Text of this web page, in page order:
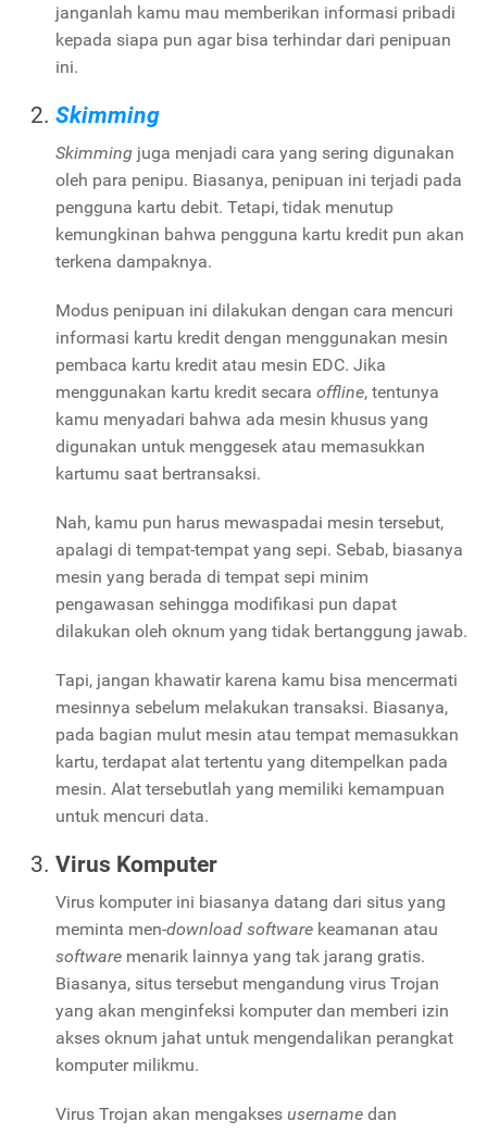
janganlah kamu mau memberikan informasi pribadi
kepada siapa pun agar bisa terhindar dari penipuan
ini.
Skimming
Skimming juga menjadi cara yang sering digunakan
oleh para penipu. Biasanya, penipuan ini terjadi pada
pengguna kartu debit. Tetapi, tidak menutup
kemungkinan bahwa pengguna kartu kredit pun akan
terkena dampaknya.
Modus penipuan ini dilakukan dengan cara mencuri
informasi kartu kredit dengan menggunakan mesin
pembaca kartu kredit atau mesin EDC. Jika
menggunakan kartu kredit secara offline, tentunya
kamu menyadari bahwa ada mesin khusus yang
digunakan untuk menggesek atau memasukkan
kartumu saat bertransaksi.
Nah, kamu pun harus mewaspadai mesin tersebut,
apalagi di tempat-tempat yang sepi. Sebab, biasanya
mesin yang berada di tempat sepi minim
pengawasan sehingga modifikasi pun dapat
dilakukan oleh oknum yang tidak bertanggung jawab.
Tapi, jangan khawatir karena kamu bisa mencermati
mesinnya sebelum melakukan transaksi. Biasanya,
pada bagian mulut mesin atau tempat memasukkan
kartu, terdapat alat tertentu yang ditempelkan pada
mesin. Alat tersebutlah yang memiliki kemampuan
untuk mencuri data.
Virus Komputer
Virus komputer ini biasanya datang dari situs yang
meminta men-download software keamanan atau
software menarik lainnya yang tak jarang gratis.
Biasanya, situs tersebut mengandung virus Trojan
yang akan menginfeksi komputer dan memberi izin
akses oknum jahat untuk mengendalikan perangkat
komputer milikmu.
Virus Trojan akan mengakses username dan